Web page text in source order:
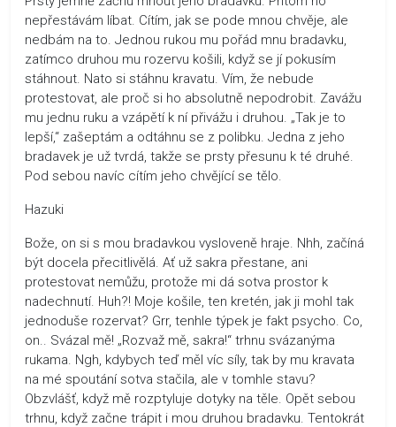
nepřestávám líbat. Cítím, jak se pode mnou chvěje, ale
nedbám na to. Jednou rukou mu pořád mnu bradavku,
zatímco druhou mu rozervu košili, když se jí pokusím
stáhnout. Nato si stáhnu kravatu. Vím, že nebude
protestovat, ale proč si ho absolutně nepodrobit. Zavážu
mu jednu ruku a vzápětí k ní přivážu i druhou. „Tak je to
lepší,“ zašeptám a odtáhnu se z polibku. Jedna z jeho
bradavek je už tvrdá, takže se prsty přesunu k té druhé.
Pod sebou navíc cítím jeho chvějící se tělo.
Hazuki
Bože, on si s mou bradavkou vysloveně hraje. Nhh, začíná
být docela přecitlivělá. Ať už sakra přestane, ani
protestovat nemůžu, protože mi dá sotva prostor k
nadechnutí. Huh?! Moje košile, ten kretén, jak ji mohl tak
jednoduše rozervat? Grr, tenhle týpek je fakt psycho. Co,
on.. Svázal mě! „Rozvaž mě, sakra!“ trhnu svázanýma
rukama. Ngh, kdybych teď měl víc síly, tak by mu kravata
na mé spoutání sotva stačila, ale v tomhle stavu?
Obzvlášť, když mě rozptyluje dotyky na těle. Opět sebou
trhnu, když začne trápit i mou druhou bradavku. Tentokrát